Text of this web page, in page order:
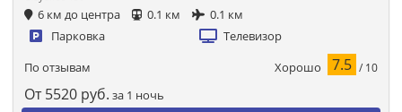
6 км до центра 0.1 км
0.1 км
Парковка
Телевизор
По отзывам Хорошо 7.5 / 10
От 5520 руб. за 1 ночь